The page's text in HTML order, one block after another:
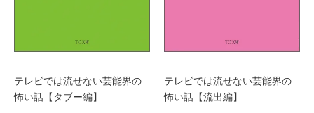
テレビでは流せない芸能界の
怖い話【タブー編】
テレビでは流せない芸能界の
怖い話【流出編】